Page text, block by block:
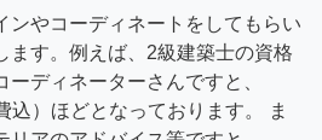
ンやコーディネートをしてもらい
ます。例えば、2級建築士の資格
ーディネーターさんですと、
込）ほどとなっております。 ま